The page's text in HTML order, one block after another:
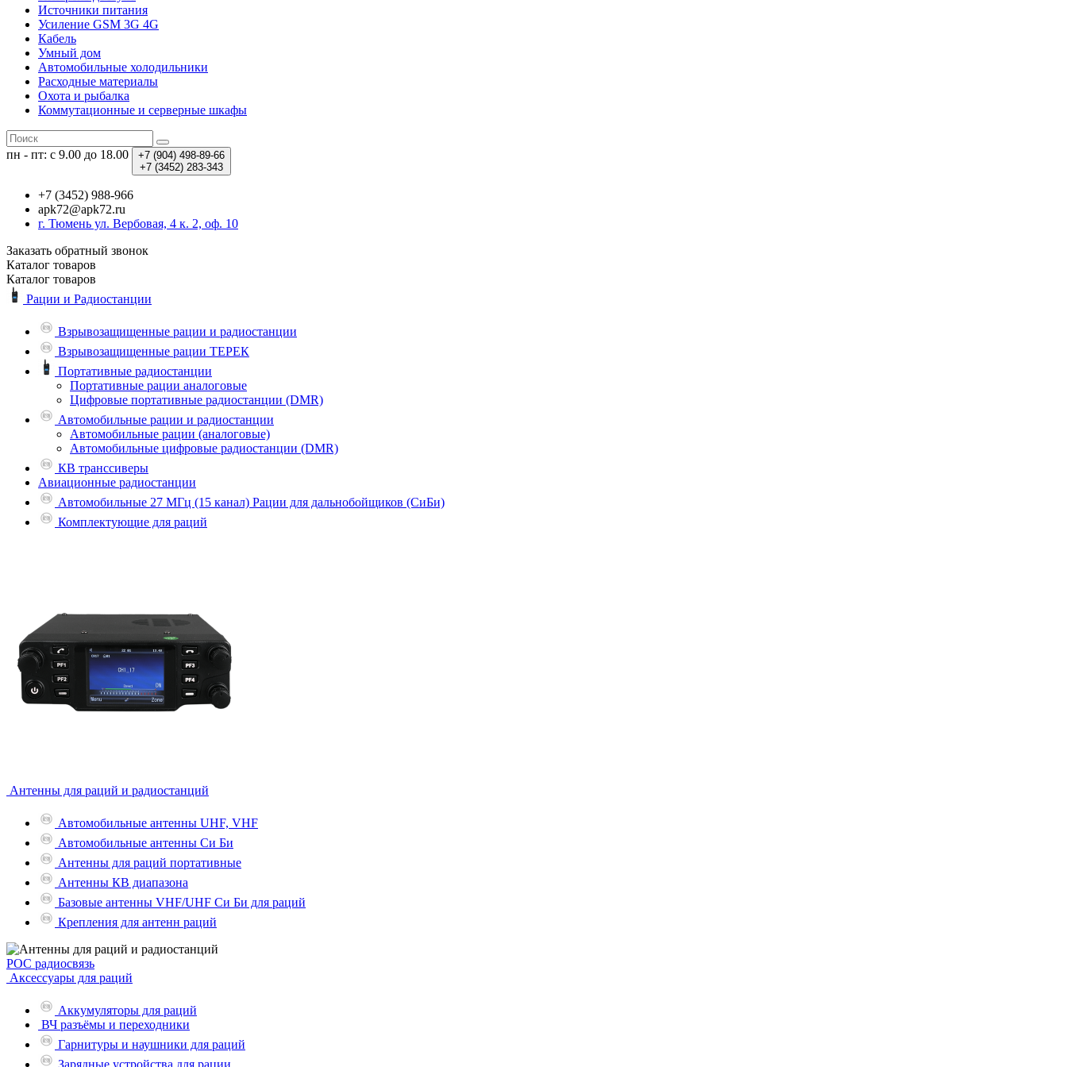
Источники питания
Усиление GSM 3G 4G
Кабель
Умный дом
Автомобильные холодильники
Расходные материалы
Охота и рыбалка
Коммутационные и серверные шкафы
пн - пт: с 9.00 до 18.00 +7 (904) 498-89-66
+7 (3452) 283-343
+7 (3452) 988-966
apk72@apk72.ru
г. Тюмень ул. Вербовая, 4 к. 2, оф. 10
Заказать обратный звонок
Каталог товаров
Каталог товаров
Рации и Радиостанции
Взрывозащищенные рации и радиостанции
Взрывозащищенные рации ТЕРЕК
Портативные радиостанции
Портативные рации аналоговые
Цифровые портативные радиостанции (DMR)
Автомобильные рации и радиостанции
Автомобильные рации (аналоговые)
Автомобильные цифровые радиостанции (DMR)
КВ транссиверы
Авиационные радиостанции
Автомобильные 27 МГц (15 канал) Рации для дальнобойщиков (СиБи)
Комплектующие для раций
Антенны для раций и радиостанций
Автомобильные антенны UHF, VHF
Автомобильные антенны Си Би
Антенны для раций портативные
Антенны КВ диапазона
Базовые антенны VHF/UHF Си Би для раций
Крепления для антенн раций
POC радиосвязь
Аксессуары для раций
Аккумуляторы для раций
ВЧ разъёмы и переходники
Гарнитуры и наушники для раций
Зарядные устройства для рации